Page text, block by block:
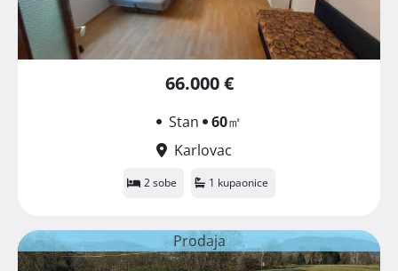
66.000 €
Stan 60㎡
Karlovac
2 sobe 1 kupaonice
Prodaja